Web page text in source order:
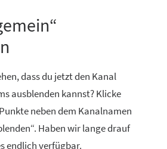
dass du jetzt den Kanal
ausblenden kannst? Klicke
neben dem Kanalnamen
Haben wir lange drauf
endlich verfügbar.